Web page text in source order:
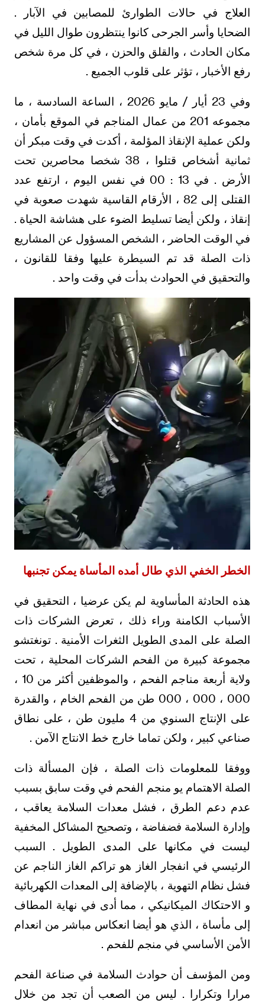
العلاج في حالات الطوارئ للمصابين في الآبار .
الضحايا وأسر الجرحى كانوا ينتظرون طوال الليل في
مكان الحادث ، والقلق والحزن ، في كل مرة شخص
رفع الأخبار ، تؤثر على قلوب الجميع .
وفي 23 أيار / مايو 2026 ، الساعة السادسة ، ما
مجموعه 201 من عمال المناجم في الموقع بأمان ،
ولكن عملية الإنقاذ المؤلمة ، أكدت في وقت مبكر أن
ثمانية أشخاص قتلوا ، 38 شخصا محاصرين تحت
الأرض . في 13 : 00 في نفس اليوم ، ارتفع عدد
القتلى إلى 82 ، الأرقام القاسية شهدت صعوبة في
إنقاذ ، ولكن أيضا تسليط الضوء على هشاشة الحياة .
في الوقت الحاضر ، الشخص المسؤول عن المشاريع
ذات الصلة قد تم السيطرة عليها وفقا للقانون ،
والتحقيق في الحوادث بدأت في وقت واحد .
الخطر الخفي الذي طال أمده المأساة يمكن تجنبها
هذه الحادثة المأساوية لم يكن عرضيا ، التحقيق في
الأسباب الكامنة وراء ذلك ، تعرض الشركات ذات
الصلة على المدى الطويل الثغرات الأمنية . تونغتشو
مجموعة كبيرة من الفحم الشركات المحلية ، تحت
ولاية أربعة مناجم الفحم ، والموظفين أكثر من 10 ،
000 ، 000 ، 000 طن من الفحم الخام ، والقدرة
على الإنتاج السنوي من 4 مليون طن ، على نطاق
صناعي كبير ، ولكن تماما خارج خط الانتاج الآمن .
ووفقا للمعلومات ذات الصلة ، فإن المسألة ذات
الصلة الاهتمام يو منجم الفحم في وقت سابق بسبب
عدم دعم الطرق ، فشل معدات السلامة يعاقب ،
وإدارة السلامة فضفاضة ، وتصحيح المشاكل المخفية
ليست في مكانها على المدى الطويل . السبب
الرئيسي في انفجار الغاز هو تراكم الغاز الناجم عن
فشل نظام التهوية ، بالإضافة إلى المعدات الكهربائية
و الاحتكاك الميكانيكي ، مما أدى في نهاية المطاف
إلى مأساة ، الذي هو أيضا انعكاس مباشر من انعدام
الأمن الأساسي في منجم للفحم .
ومن المؤسف أن حوادث السلامة في صناعة الفحم
مرارا وتكرارا . ليس من الصعب أن تجد من خلال